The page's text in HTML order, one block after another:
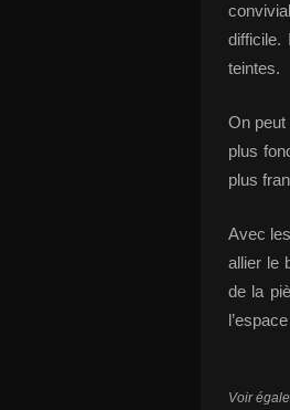
difficile.
teintes.
On
plus
plus
Avec
allier le
de la
Voir